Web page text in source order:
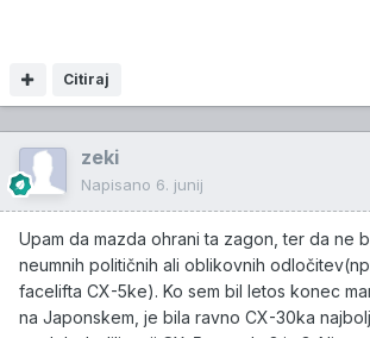
Citiraj
zeki
Napisano 6. junij
Upam da mazda ohrani ta zagon, ter da ne
neumnih političnih ali oblikovnih
facelifta CX-5ke). Ko sem bil letos konec
na Japonskem, je bila ravno CX-30ka